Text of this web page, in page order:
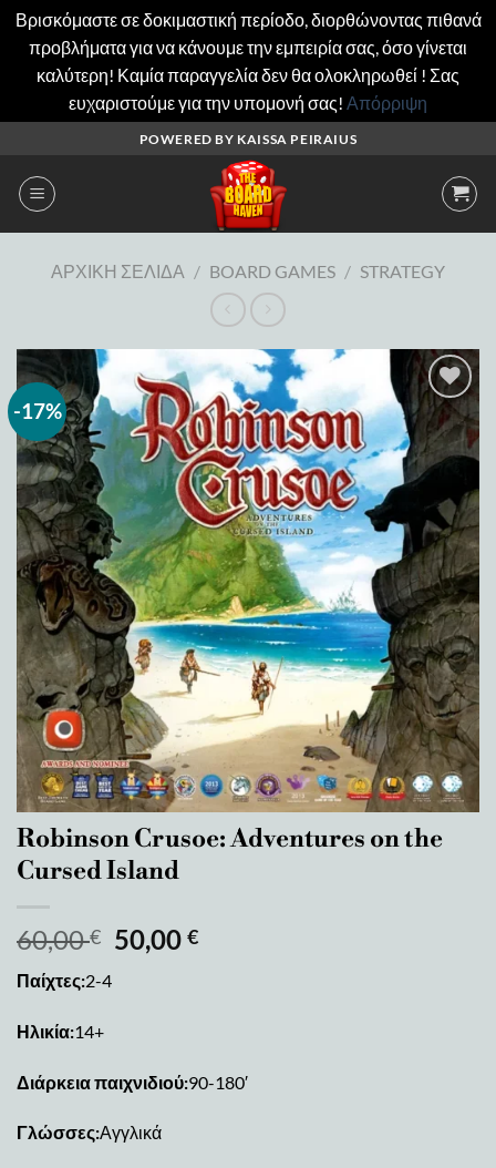
Βρισκόμαστε σε δοκιμαστική περίοδο, διορθώνοντας πιθανά
προβλήματα για να κάνουμε την εμπειρία σας, όσο γίνεται
καλύτερη! Καμία παραγγελία δεν θα ολοκληρωθεί ! Σας
ευχαριστούμε για την υπομονή σας! Απόρριψη
περιεχόμενο
POWERED BY KAISSA PEIRAIUS
ΑΡΧΙΚΉ ΣΕΛΊΔΑ / BOARD GAMES / STRATEGY
-17%
Add to
wishlist
Robinson Crusoe: Adventures on the
Cursed Island
60,00€ 50,00€
Παίχτες:2-4
Ηλικία:14+
Διάρκεια παιχνιδιού:90-180′
Γλώσσες:Αγγλικά